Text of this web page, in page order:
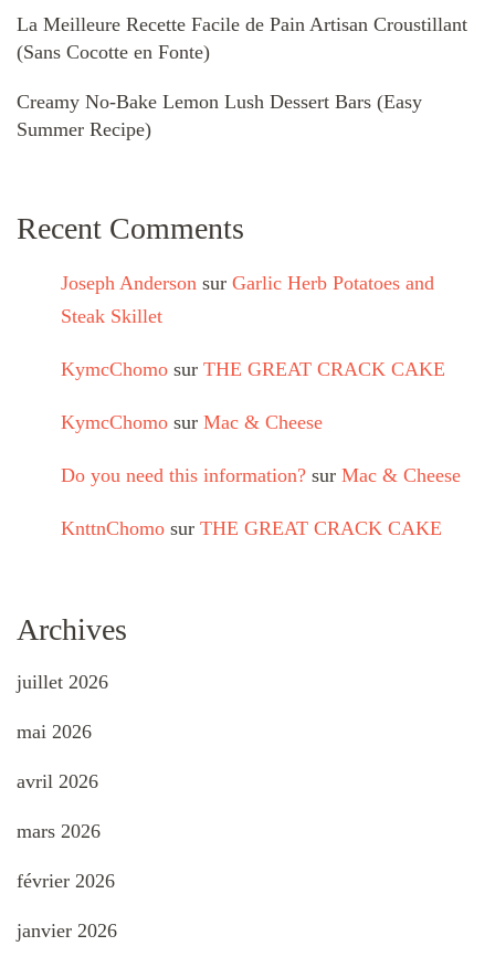
La Meilleure Recette Facile de Pain Artisan Croustillant
(Sans Cocotte en Fonte)
Creamy No-Bake Lemon Lush Dessert Bars (Easy
Summer Recipe)
Recent Comments
Joseph Anderson sur Garlic Herb Potatoes and
Steak Skillet
KymcChomo sur THE GREAT CRACK CAKE
KymcChomo sur Mac & Cheese
Do you need this information? sur Mac & Cheese
KnttnChomo sur THE GREAT CRACK CAKE
Archives
juillet 2026
mai 2026
avril 2026
mars 2026
février 2026
janvier 2026